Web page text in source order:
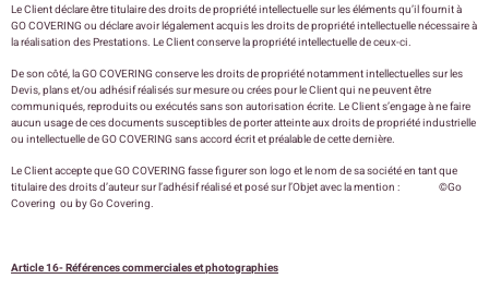
Le Client déclare être titulaire des droits de propriété intellectuelle sur les éléments qu’il fournit à
GO COVERING ou déclare avoir légalement acquis les droits de propriété intellectuelle nécessaire à
la réalisation des Prestations. Le Client conserve la propriété intellectuelle de ceux-ci.
De son côté, la GO COVERING conserve les droits de propriété notamment intellectuelles sur les
Devis, plans et/ou adhésif réalisés sur mesure ou crées pour le Client qui ne peuvent être
communiqués, reproduits ou exécutés sans son autorisation écrite. Le Client s’engage à ne faire
aucun usage de ces documents susceptibles de porter atteinte aux droits de propriété industrielle
ou intellectuelle de GO COVERING sans accord écrit et préalable de cette dernière.
Le Client accepte que GO COVERING fasse figurer son logo et le nom de sa société en tant que
titulaire des droits d’auteur sur l’adhésif réalisé et posé sur l’Objet avec la mention : ©Go
Covering ou by Go Covering.
Article 16- Références commerciales et photographies